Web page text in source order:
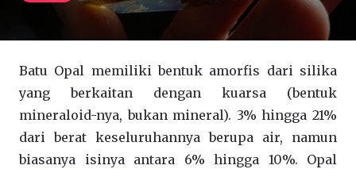
Batu Opal memiliki bentuk amorfis dari silika
yang berkaitan dengan kuarsa (bentuk
mineraloid-nya, bukan mineral). 3% hingga 21%
dari berat keseluruhannya berupa air, namun
biasanya isinya antara 6% hingga 10%. Opal